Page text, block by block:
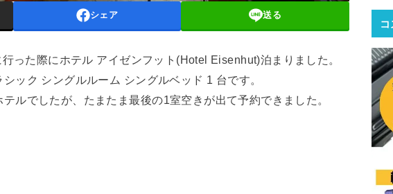
シェア 送る
った際にホテル アイゼンフット(Hotel Eisenhut)泊まりました。
ック シングルルーム シングルベッド 1 台です。
ルでしたが、たまたま最後の1室空きが出て予約できました。